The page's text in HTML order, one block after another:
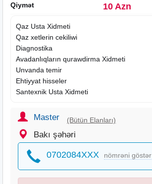
Qiymət
10 Azn
Qaz Usta Xidmeti
Qaz xetlerin cekiliwi
Diagnostika
Avadanlıqların qurawdirma Xidmeti
Unvanda temir
Ehtiyyat hisseler
Santexnik Usta Xidmeti
Master (Bütün Elanları)
Bakı şəhəri
0702084XXX nömrəni göstər